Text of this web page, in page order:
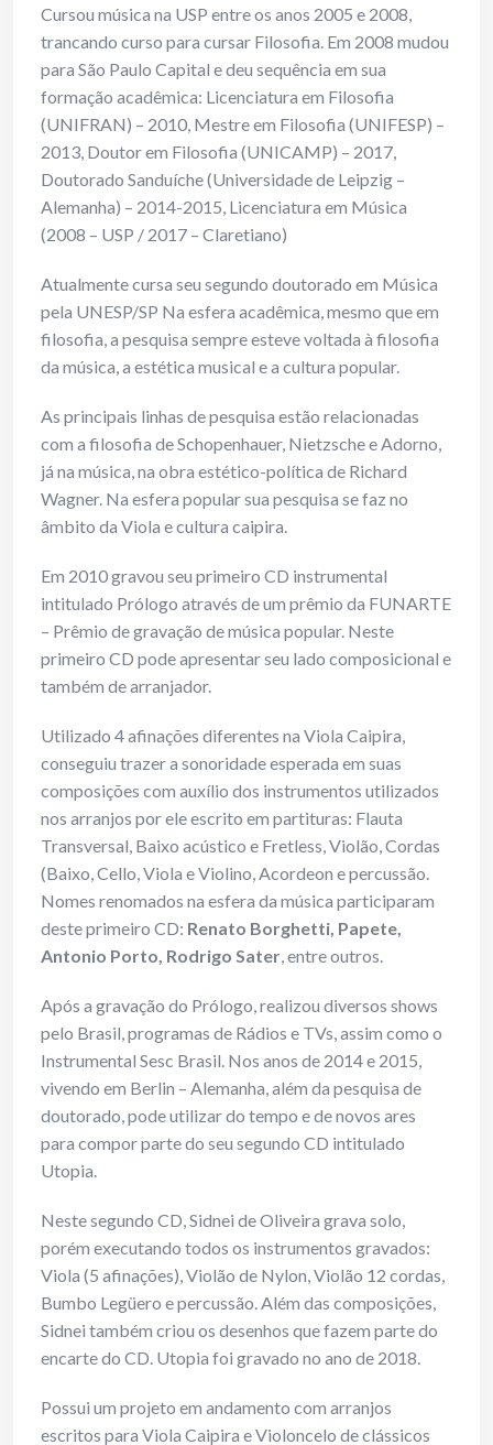
Cursou música na USP entre os anos 2005 e 2008,
trancando curso para cursar Filosofia. Em 2008 mudou
para São Paulo Capital e deu sequência em sua
formação acadêmica: Licenciatura em Filosofia
(UNIFRAN) – 2010, Mestre em Filosofia (UNIFESP) –
2013, Doutor em Filosofia (UNICAMP) – 2017,
Doutorado Sanduíche (Universidade de Leipzig –
Alemanha) – 2014-2015, Licenciatura em Música
(2008 – USP / 2017 – Claretiano)
Atualmente cursa seu segundo doutorado em Música
pela UNESP/SP Na esfera acadêmica, mesmo que em
filosofia, a pesquisa sempre esteve voltada à filosofia
da música, a estética musical e a cultura popular.
As principais linhas de pesquisa estão relacionadas
com a filosofia de Schopenhauer, Nietzsche e Adorno,
já na música, na obra estético-política de Richard
Wagner. Na esfera popular sua pesquisa se faz no
âmbito da Viola e cultura caipira.
Em 2010 gravou seu primeiro CD instrumental
intitulado Prólogo através de um prêmio da FUNARTE
– Prêmio de gravação de música popular. Neste
primeiro CD pode apresentar seu lado composicional e
também de arranjador.
Utilizado 4 afinações diferentes na Viola Caipira,
conseguiu trazer a sonoridade esperada em suas
composições com auxílio dos instrumentos utilizados
nos arranjos por ele escrito em partituras: Flauta
Transversal, Baixo acústico e Fretless, Violão, Cordas
(Baixo, Cello, Viola e Violino, Acordeon e percussão.
Nomes renomados na esfera da música participaram
deste primeiro CD: Renato Borghetti, Papete,
Antonio Porto, Rodrigo Sater, entre outros.
Após a gravação do Prólogo, realizou diversos shows
pelo Brasil, programas de Rádios e TVs, assim como o
Instrumental Sesc Brasil. Nos anos de 2014 e 2015,
vivendo em Berlin – Alemanha, além da pesquisa de
doutorado, pode utilizar do tempo e de novos ares
para compor parte do seu segundo CD intitulado
Utopia.
Neste segundo CD, Sidnei de Oliveira grava solo,
porém executando todos os instrumentos gravados:
Viola (5 afinações), Violão de Nylon, Violão 12 cordas,
Bumbo Legüero e percussão. Além das composições,
Sidnei também criou os desenhos que fazem parte do
encarte do CD. Utopia foi gravado no ano de 2018.
Possui um projeto em andamento com arranjos
escritos para Viola Caipira e Violoncelo de clássicos